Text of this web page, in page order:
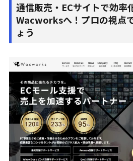
通信販売・ECサイトで効率
Wacworksへ！プロの視点
ょう